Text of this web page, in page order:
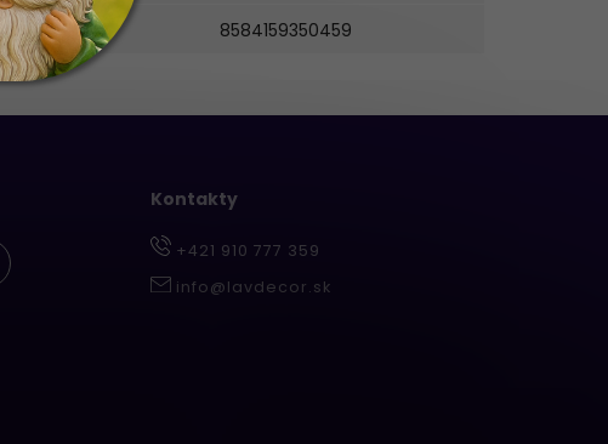
EAN: 8584159350459
Kontakty
+421 910 777 359
info@lavdecor.sk